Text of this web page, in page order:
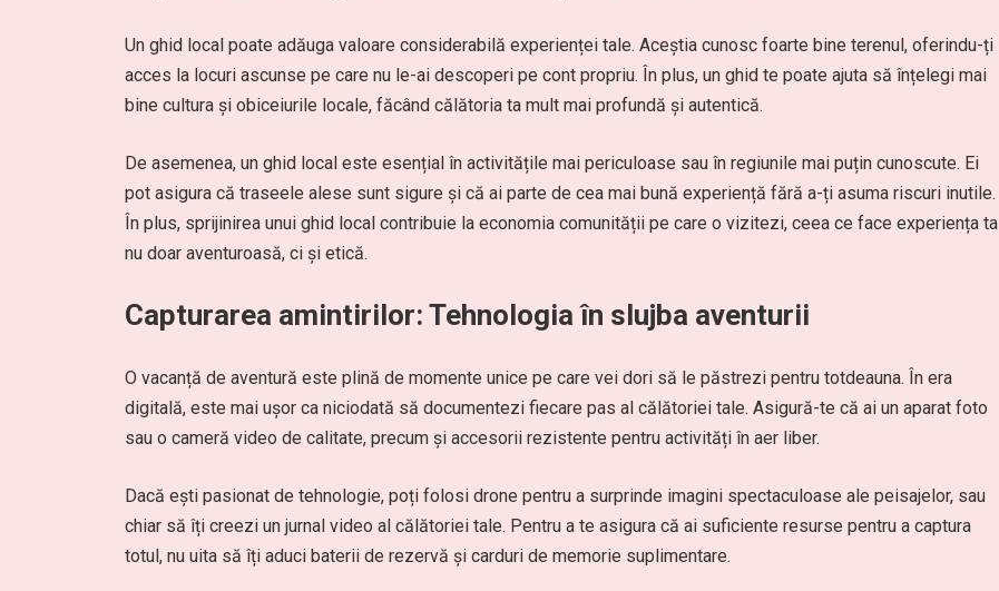
Un ghid local poate adăuga valoare considerabilă experienței tale. Aceștia cunosc foarte bine terenul, oferindu-ți
acces la locuri ascunse pe care nu le-ai descoperi pe cont propriu. În plus, un ghid te poate ajuta să înțelegi mai
bine cultura și obiceiurile locale, făcând călătoria ta mult mai profundă și autentică.
De asemenea, un ghid local este esențial în activitățile mai periculoase sau în regiunile mai puțin cunoscute. Ei
pot asigura că traseele alese sunt sigure și că ai parte de cea mai bună experiență fără a-ți asuma riscuri inutile.
În plus, sprijinirea unui ghid local contribuie la economia comunității pe care o vizitezi, ceea ce face experiența ta
nu doar aventuroasă, ci și etică.
Capturarea amintirilor: Tehnologia în slujba aventurii
O vacanță de aventură este plină de momente unice pe care vei dori să le păstrezi pentru totdeauna. În era
digitală, este mai ușor ca niciodată să documentezi fiecare pas al călătoriei tale. Asigură-te că ai un aparat foto
sau o cameră video de calitate, precum și accesorii rezistente pentru activități în aer liber.
Dacă ești pasionat de tehnologie, poți folosi drone pentru a surprinde imagini spectaculoase ale peisajelor, sau
chiar să îți creezi un jurnal video al călătoriei tale. Pentru a te asigura că ai suficiente resurse pentru a captura
totul, nu uita să îți aduci baterii de rezervă și carduri de memorie suplimentare.